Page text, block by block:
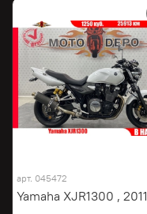
арт. 045472
Yamaha XJR1300 , 2011